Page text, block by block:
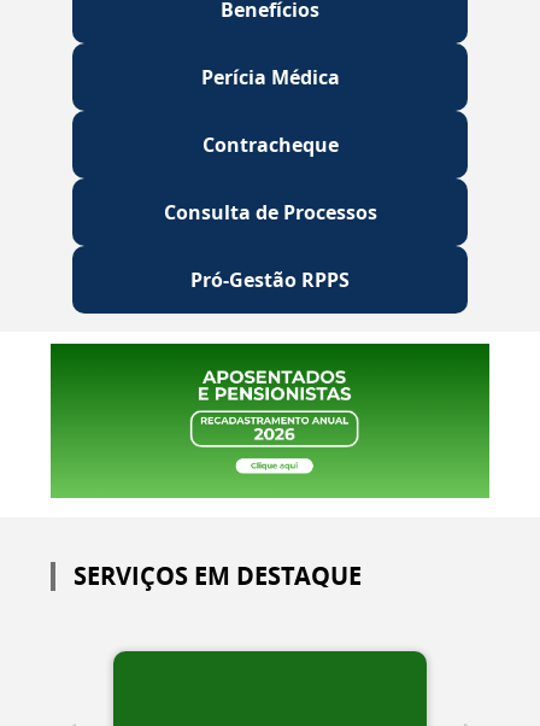
Benefícios
Perícia Médica
Contracheque
Consulta de Processos
Pró-Gestão RPPS
SERVIÇOS EM DESTAQUE